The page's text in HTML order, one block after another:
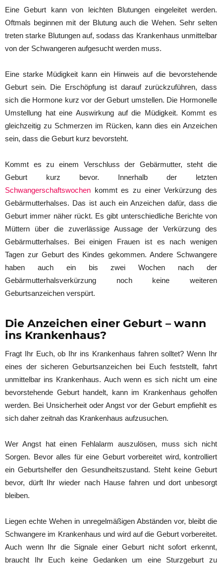
Eine Geburt kann von leichten Blutungen eingeleitet werden.
Oftmals beginnen mit der Blutung auch die Wehen. Sehr selten
treten starke Blutungen auf, sodass das Krankenhaus unmittelbar
von der Schwangeren aufgesucht werden muss.
Eine starke Müdigkeit kann ein Hinweis auf die bevorstehende
Geburt sein. Die Erschöpfung ist darauf zurückzuführen, dass
sich die Hormone kurz vor der Geburt umstellen. Die Hormonelle
Umstellung hat eine Auswirkung auf die Müdigkeit. Kommt es
gleichzeitig zu Schmerzen im Rücken, kann dies ein Anzeichen
sein, dass die Geburt kurz bevorsteht.
Kommt es zu einem Verschluss der Gebärmutter, steht die
Geburt kurz bevor. Innerhalb der letzten
Schwangerschaftswochen kommt es zu einer Verkürzung des
Gebärmutterhalses. Das ist auch ein Anzeichen dafür, dass die
Geburt immer näher rückt. Es gibt unterschiedliche Berichte von
Müttern über die zuverlässige Aussage der Verkürzung des
Gebärmutterhalses. Bei einigen Frauen ist es nach wenigen
Tagen zur Geburt des Kindes gekommen. Andere Schwangere
haben auch ein bis zwei Wochen nach der
Gebärmutterhalsverkürzung noch keine weiteren
Geburtsanzeichen verspürt.
Die Anzeichen einer Geburt – wann
ins Krankenhaus?
Fragt Ihr Euch, ob Ihr ins Krankenhaus fahren solltet? Wenn Ihr
eines der sicheren Geburtsanzeichen bei Euch feststellt, fahrt
unmittelbar ins Krankenhaus. Auch wenn es sich nicht um eine
bevorstehende Geburt handelt, kann im Krankenhaus geholfen
werden. Bei Unsicherheit oder Angst vor der Geburt empfiehlt es
sich daher zeitnah das Krankenhaus aufzusuchen.
Wer Angst hat einen Fehlalarm auszulösen, muss sich nicht
Sorgen. Bevor alles für eine Geburt vorbereitet wird, kontrolliert
ein Geburtshelfer den Gesundheitszustand. Steht keine Geburt
bevor, dürft Ihr wieder nach Hause fahren und dort unbesorgt
bleiben.
Liegen echte Wehen in unregelmäßigen Abständen vor, bleibt die
Schwangere im Krankenhaus und wird auf die Geburt vorbereitet.
Auch wenn Ihr die Signale einer Geburt nicht sofort erkennt,
braucht Ihr Euch keine Gedanken um eine Sturzgeburt zu